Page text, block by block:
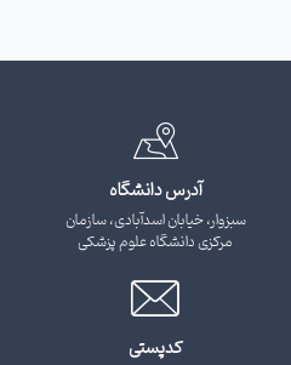
آدرس دانشگاه
سبزوار، خیابان اسدآبادی، سازمان
مرکزی دانشگاه علوم پزشکی
کدپستی